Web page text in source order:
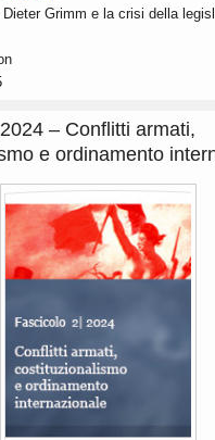
Grimm e la crisi della
– Conflitti armati,
e ordinamento